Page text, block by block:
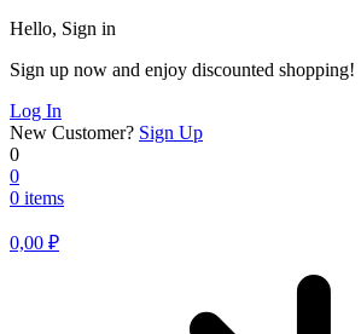
Hello, Sign in
Sign up now and enjoy discounted shopping!
Log In
New Customer? Sign Up
0
0
0 items
0,00 ₽